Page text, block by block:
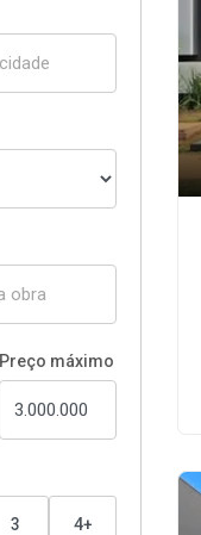
Preço máximo
3 4+